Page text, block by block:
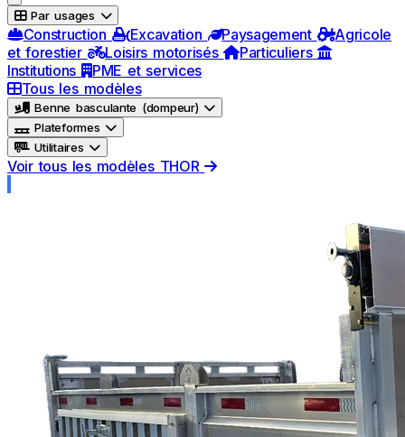
Par usages
Construction Excavation Paysagement
Agricole
et forestier
Loisirs motorisés
Particuliers
Institutions
PME et services
Tous les modèles
Benne basculante (dompeur)
Plateformes
Utilitaires
Voir tous les modèles THOR